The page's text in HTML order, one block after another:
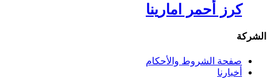
كرز أحمر امارينا
الشركة
صفحة الشروط والأحكام
أخبارنا